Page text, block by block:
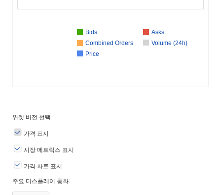
Bids
Asks
Combined Orders
Volume (24h)
Price
위젯 버전 선택:
가격 표시
시장 메트릭스 표시
가격 차트 표시
주요 디스플레이 통화: